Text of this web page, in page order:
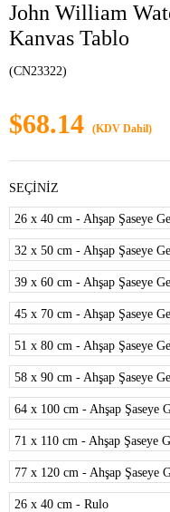
John William
Kanvas Tablo
(CN23322)
$68.14 (KDV Dahil)
SEÇİNİZ
26 x 40 cm - Ahşap Şaseye
32 x 50 cm - Ahşap Şaseye
39 x 60 cm - Ahşap Şaseye
45 x 70 cm - Ahşap Şaseye
51 x 80 cm - Ahşap Şaseye
58 x 90 cm - Ahşap Şaseye
64 x 100 cm - Ahşap Şaseye
71 x 110 cm - Ahşap Şaseye
77 x 120 cm - Ahşap Şaseye
26 x 40 cm - Rulo